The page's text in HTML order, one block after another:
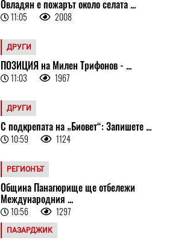
Овладян е пожарът около селата ...
11:05 2008
ДРУГИ
ПОЗИЦИЯ на Милен Трифонов - ...
11:03 1967
ДРУГИ
С подкрепата на „Биовет“: Запишете ...
10:59 1124
РЕГИОНЪТ
Община Панагюрище ще отбележи
Международния ...
10:56 1297
ПАЗАРДЖИК